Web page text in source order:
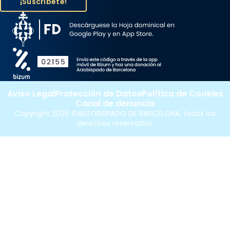
Copyright 2026 ©ARZOBISPADO DE BARCELONA, todos los
derechos reservados.
Aviso LegalProtección de DatosPolítica de Cookies
Canal de denuncia